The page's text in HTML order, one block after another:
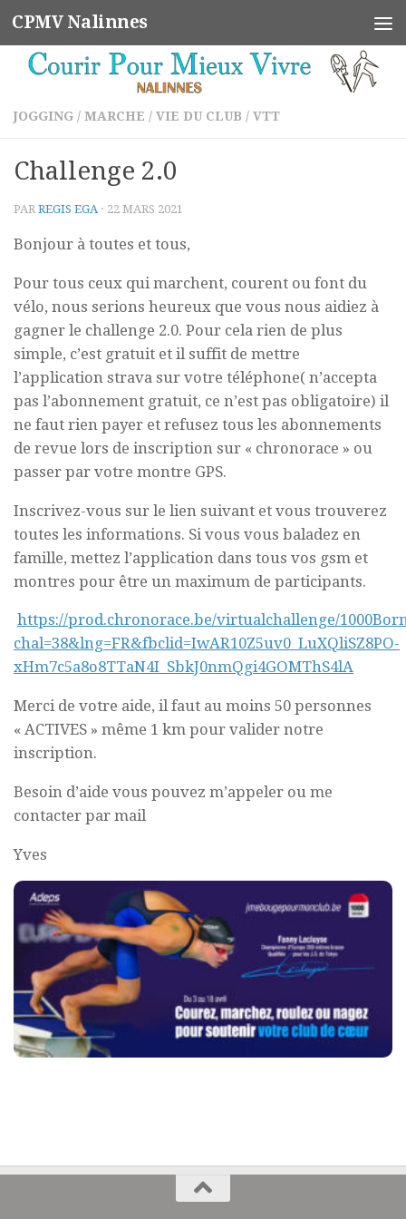
Skip to content
CPMV Nalinnes
JOGGING / MARCHE / VIE DU CLUB / VTT
Challenge 2.0
PAR REGIS EGA · 22 MARS 2021
Bonjour à toutes et tous,
Pour tous ceux qui marchent, courent ou font du
vélo, nous serions heureux que vous nous aidiez à
gagner le challenge 2.0. Pour cela rien de plus
simple, c’est gratuit et il suffit de mettre
l’application strava sur votre téléphone( n’accepta
pas l’abonnement gratuit, ce n’est pas obligatoire) il
ne faut rien payer et refusez tous les abonnements
de revue lors de inscription sur « chronorace » ou
passer par votre montre GPS.
Inscrivez-vous sur le lien suivant et vous trouverez
toutes les informations. Si vous vous baladez en
famille, mettez l’application dans tous vos gsm et
montres pour être un maximum de participants.
https://prod.chronorace.be/virtualchallenge/
chal=38&lng=FR&fbclid=IwAR10Z5uv0_LuXQliSZ8PO-
xHm7c5a8o8TTaN4I_SbkJ0nmQgi4GOMThS4lA
Merci de votre aide, il faut au moins 50 personnes
« ACTIVES » même 1 km pour valider notre
inscription.
Besoin d’aide vous pouvez m’appeler ou me
contacter par mail
Yves